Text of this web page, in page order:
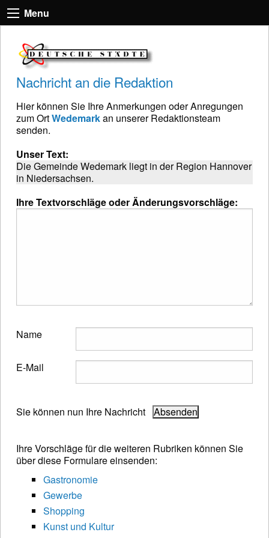
Menu
Nachricht an die Redaktion
Hier können Sie Ihre Anmerkungen oder Anregungen
zum OrtWedemarkan unserer Redaktionsteam
senden.
Unser Text:
Die Gemeinde Wedemark liegt in der Region Hannover
in Niedersachsen.
Ihre Textvorschläge oder Änderungsvorschläge:
Name
E-Mail
Sie können nun Ihre Nachricht
Ihre Vorschläge für die weiteren Rubriken können Sie
über diese Formulare einsenden:
Gastronomie
Gewerbe
Shopping
Kunst und Kultur